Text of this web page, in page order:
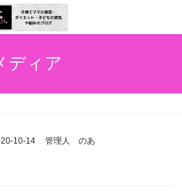
ディア
10-14 管理人 のあ